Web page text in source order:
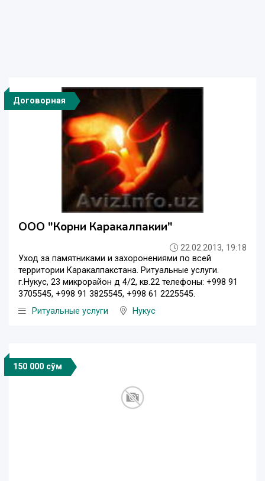
Договорная
ООО "Корни Каракалпакии"
22.02.2013, 19:18
Уход за памятниками и захоронениями по всей
территории Каракалпакстана. Ритуальные услуги.
г.Нукус, 23 микрорайон д 4/2, кв.22 телефоны: +998 91
3705545, +998 91 3825545, +998 61 2225545.
Ритуальные услуги
Нукус
150 000 сўм